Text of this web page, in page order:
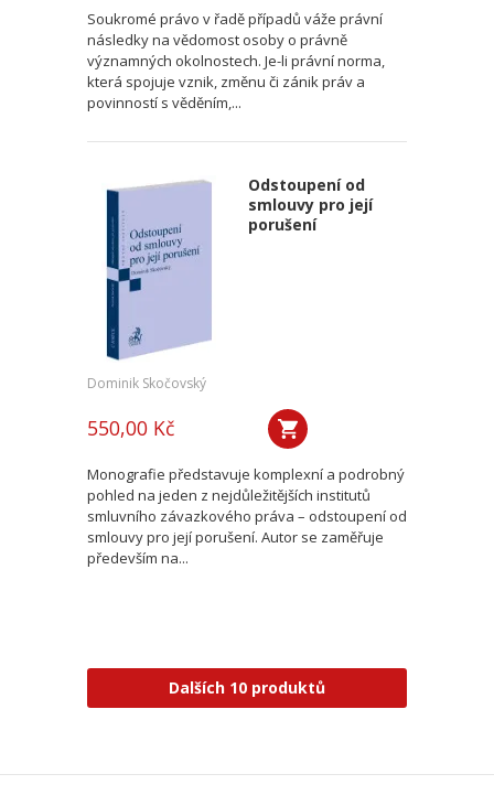
Soukromé právo v řadě případů váže právní
následky na vědomost osoby o právně
významných okolnostech. Je-li právní norma,
která spojuje vznik, změnu či zánik práv a
povinností s věděním,...
Odstoupení od
smlouvy pro její
porušení
Dominik Skočovský
550,00 Kč
Monografie představuje komplexní a podrobný
pohled na jeden z nejdůležitějších institutů
smluvního závazkového práva – odstoupení od
smlouvy pro její porušení. Autor se zaměřuje
především na...
Dalších 10 produktů